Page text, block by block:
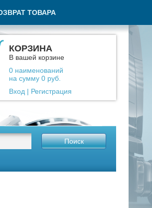
КОРЗИНА
В вашей корзине
0 наименований
на сумму 0 руб.
Вход | Регистрация
ТОВАРА
Поиск